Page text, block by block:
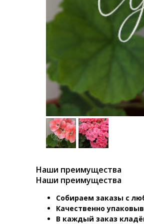
Наши преимущества
Наши преимущества
Собираем заказы с
Качественно
В каждый заказ